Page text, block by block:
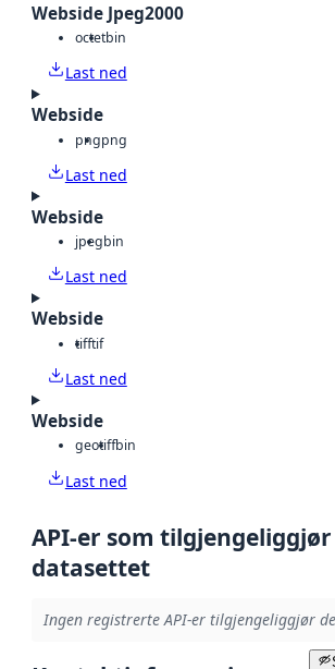
Webside Jpeg2000
octetbin
Last ned
Webside
pngpng
Last ned
Webside
jpegbin
Last ned
Webside
tifftif
Last ned
Webside
geotiffbin
Last ned
API-er som
datasettet
Ingen registrerte API-er tilgjengeliggjør